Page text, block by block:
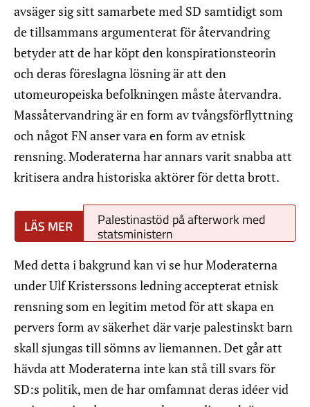
avsäger sig sitt samarbete med SD samtidigt som
de tillsammans argumenterat för återvandring
betyder att de har köpt den konspirationsteorin
och deras föreslagna lösning är att den
utomeuropeiska befolkningen måste återvandra.
Massåtervandring är en form av tvångsförflyttning
och något FN anser vara en form av etnisk
rensning. Moderaterna har annars varit snabba att
kritisera andra historiska aktörer för detta brott.
Palestinastöd på afterwork med
statsministern
Med detta i bakgrund kan vi se hur Moderaterna
under Ulf Kristerssons ledning accepterat etnisk
rensning som en legitim metod för att skapa en
pervers form av säkerhet där varje palestinskt barn
skall sjungas till sömns av liemannen. Det går att
hävda att Moderaterna inte kan stå till svars för
SD:s politik, men de har omfamnat deras idéer vid